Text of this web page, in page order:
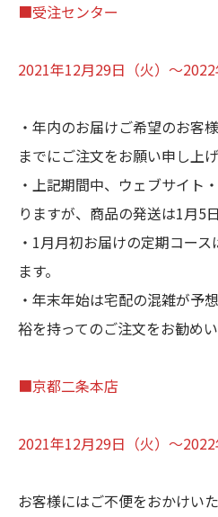
■受注センター
2021年12月29日（火）～2022
・年内のお届けご希望のお客
までにご注文をお願い申し上げ
・上記期間中、ウェブサイト
りますが、商品の発送は1月5
・1月月初お届けの定期コー
ます。
・年末年始は宅配の混雑が予
裕を持ってのご注文をお勧めい
■京都二条本店
2021年12月29日（火）～2022
お客様にはご不便をおかけい